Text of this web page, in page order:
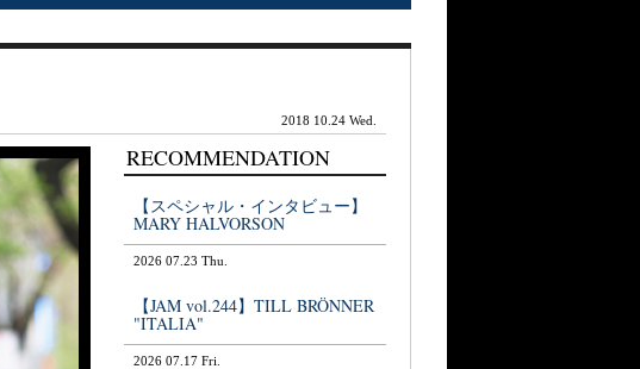
2018 10.24 Wed.
RECOMMENDATION
【スペシャル・インタビュー】
MARY HALVORSON
2026 07.23 Thu.
【JAM vol.244】TILL BRÖNNER
"ITALIA"
2026 07.17 Fri.